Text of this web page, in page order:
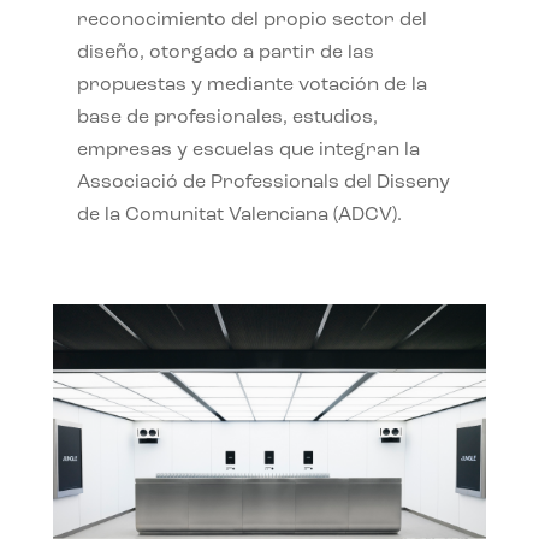
reconocimiento del propio sector del
diseño, otorgado a partir de las
propuestas y mediante votación de la
base de profesionales, estudios,
empresas y escuelas que integran la
Associació de Professionals del Disseny
de la Comunitat Valenciana (ADCV).